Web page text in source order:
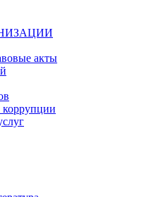
акты
коррупции